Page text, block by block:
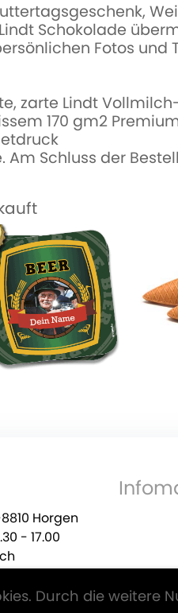
Schokolade
Fotos und
zarte Lindt
170 gm2
Am Schluss der
Horgen
- 17.00
Durch die weitere